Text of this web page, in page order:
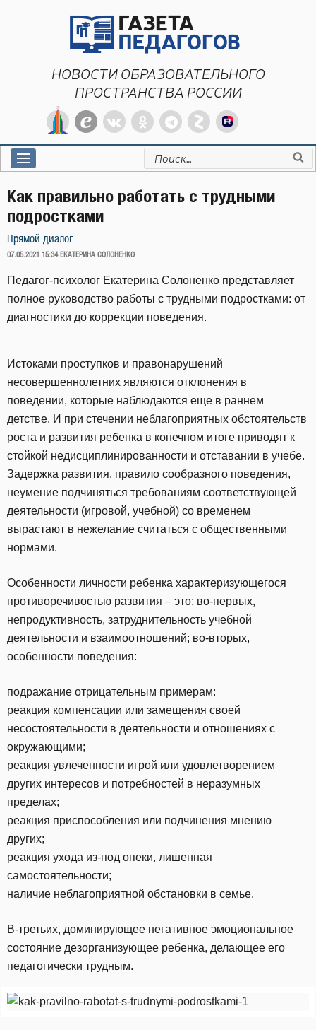
НОВОСТИ ОБРАЗОВАТЕЛЬНОГО
ПРОСТРАНСТВА РОССИИ
Искать:
Как правильно работать с трудными
подростками
Прямой диалог
ОПУБЛИКОВАНО
07.05.2021 15:34 ЕКАТЕРИНА СОЛОНЕНКО
Педагог-психолог Екатерина Солоненко представляет
полное руководство работы с трудными подростками: от
диагностики до коррекции поведения.
Истоками проступков и правонарушений
несовершеннолетних являются отклонения в
поведении, которые наблюдаются еще в раннем
детстве. И при стечении неблагоприятных обстоятельств
роста и развития ребенка в конечном итоге приводят к
стойкой недисциплинированности и отставании в учебе.
Задержка развития, правило сообразного поведения,
неумение подчиняться требованиям соответствующей
деятельности (игровой, учебной) со временем
вырастают в нежелание считаться с общественными
нормами.
Особенности личности ребенка характеризующегося
противоречивостью развития – это: во-первых,
непродуктивность, затруднительность учебной
деятельности и взаимоотношений; во-вторых,
особенности поведения:
подражание отрицательным примерам:
реакция компенсации или замещения своей
несостоятельности в деятельности и отношениях с
окружающими;
реакция увлеченности игрой или удовлетворением
других интересов и потребностей в неразумных
пределах;
реакция приспособления или подчинения мнению
других;
реакция ухода из-под опеки, лишенная
самостоятельности;
наличие неблагоприятной обстановки в семье.
В-третьих, доминирующее негативное эмоциональное
состояние дезорганизующее ребенка, делающее его
педагогически трудным.